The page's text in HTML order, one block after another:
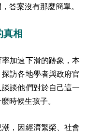
答案沒有那麼簡單。
真相
加速下滑的跡象，本
訪各地學者與政府官
談他們對於自己這一
時候生孩子。
，因經濟繁榮、社會